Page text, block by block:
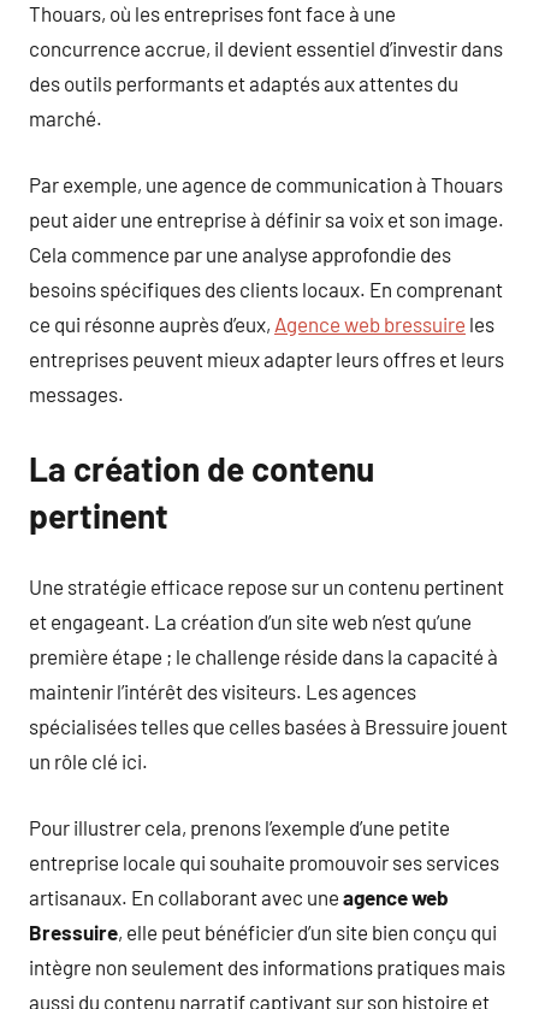
Thouars, où les entreprises font face à une
concurrence accrue, il devient essentiel d’investir dans
des outils performants et adaptés aux attentes du
marché.
Par exemple, une agence de communication à Thouars
peut aider une entreprise à définir sa voix et son image.
Cela commence par une analyse approfondie des
besoins spécifiques des clients locaux. En comprenant
ce qui résonne auprès d’eux, Agence web bressuire les
entreprises peuvent mieux adapter leurs offres et leurs
messages.
La création de contenu
pertinent
Une stratégie efficace repose sur un contenu pertinent
et engageant. La création d’un site web n’est qu’une
première étape ; le challenge réside dans la capacité à
maintenir l’intérêt des visiteurs. Les agences
spécialisées telles que celles basées à Bressuire jouent
un rôle clé ici.
Pour illustrer cela, prenons l’exemple d’une petite
entreprise locale qui souhaite promouvoir ses services
artisanaux. En collaborant avec une agence web
Bressuire, elle peut bénéficier d’un site bien conçu qui
intègre non seulement des informations pratiques mais
aussi du contenu narratif captivant sur son histoire et